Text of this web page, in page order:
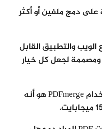
دمج ملفين أو أكثر
والتطبيق القابل
ومصممة لجعل كل خيار
ولكن أحد الجوانب السلبية لاستخدام PDFmerge هو أنه